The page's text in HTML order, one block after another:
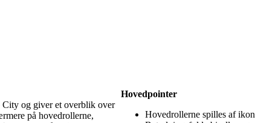
og giver et overblik over
på hovedrollerne,
Hovedpointer
Hovedrollerne spilles af